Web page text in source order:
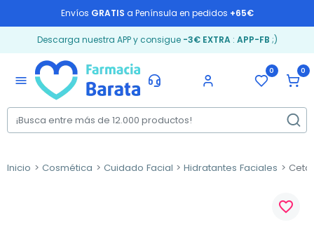
Envíos GRATIS a Península en pedidos +65€
Descarga nuestra APP y consigue -3€ EXTRA: APP-FB ;)
menu
0 0
Inicio Cosmética Cuidado Facial Hidratantes Faciales
favorite_border